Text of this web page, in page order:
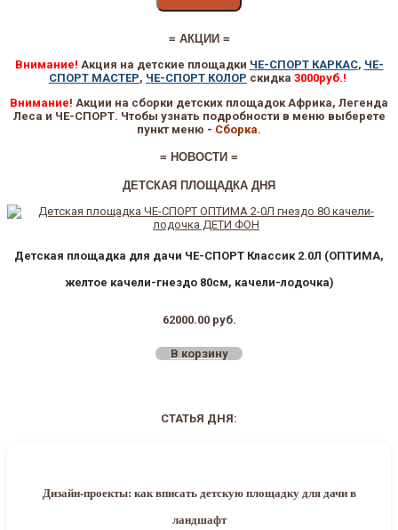
= АКЦИИ =
Внимание! Акция на детские площадки ЧЕ-СПОРТ КАРКАС, ЧЕ-
СПОРТ МАСТЕР, ЧЕ-СПОРТ КОЛОР скидка 3000руб.!
Внимание! Акции на сборки детских площадок Африка, Легенда
Леса и ЧЕ-СПОРТ. Чтобы узнать подробности в меню выберете
пункт меню - Сборка.
= НОВОСТИ =
ДЕТСКАЯ ПЛОЩАДКА ДНЯ
Детская площадка для дачи ЧЕ-СПОРТ Классик 2.0Л (ОПТИМА,
желтое качели-гнездо 80см, качели-лодочка)
62000.00 руб.
В корзину
СТАТЬЯ ДНЯ:
Дизайн-проекты: как вписать детскую площадку для дачи в
ландшафт